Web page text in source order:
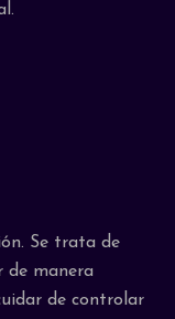
Se trata de
de manera
de controlar